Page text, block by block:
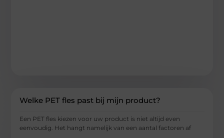
Welke PET fles past bij mijn product?
Een PET fles kiezen voor uw product is niet altijd even
eenvoudig. Het hangt namelijk van een aantal factoren af